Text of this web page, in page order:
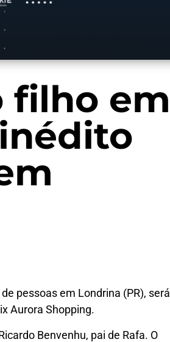
filho em
pessoas em Londrina (PR), será
Aurora Shopping.
Benvenhu, pai de Rafa. O